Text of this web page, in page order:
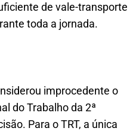
de vale-transporte
toda a jornada.
improcedente o
do Trabalho da 2ª
Para o TRT, a única